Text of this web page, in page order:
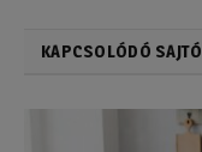
KAPCSOLÓDÓ